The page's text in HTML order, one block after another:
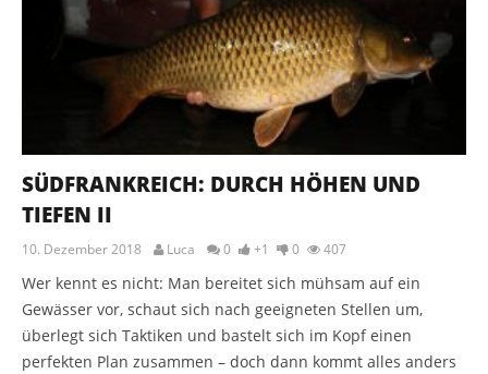
SÜDFRANKREICH: DURCH HÖHEN UND
TIEFEN II
10. Dezember 2018 Luca 0 +1 0 407
Wer kennt es nicht: Man bereitet sich mühsam auf ein
Gewässer vor, schaut sich nach geeigneten Stellen um,
überlegt sich Taktiken und bastelt sich im Kopf einen
perfekten Plan zusammen – doch dann kommt alles anders